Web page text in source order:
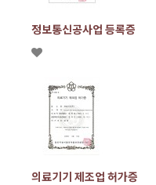
정보통신공사업 등록증
의료기기 제조업 허가증